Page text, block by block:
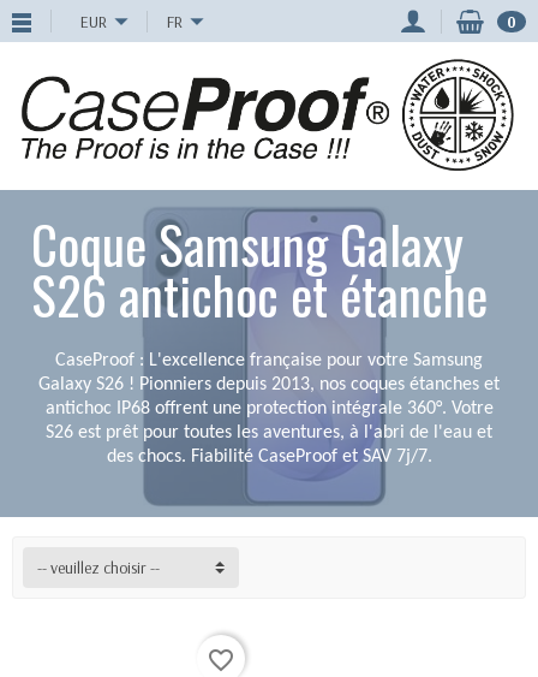
EUR FR 0
Coque Samsung Galaxy
S26 antichoc et étanche
CaseProof : L'excellence française pour votre Samsung
Galaxy S26 ! Pionniers depuis 2013, nos coques étanches et
antichoc IP68 offrent une protection intégrale 360°. Votre
S26 est prêt pour toutes les aventures, à l'abri de l'eau et
des chocs. Fiabilité CaseProof et SAV 7j/7.
-- veuillez choisir --
favorite_border